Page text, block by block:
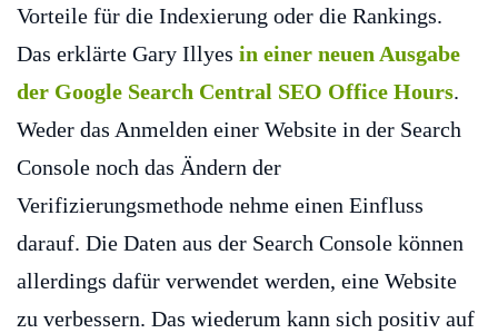
Vorteile für die Indexierung oder die Rankings.
Das erklärte Gary Illyes in einer neuen Ausgabe
der Google Search Central SEO Office Hours.
Weder das Anmelden einer Website in der Search
Console noch das Ändern der
Verifizierungsmethode nehme einen Einfluss
darauf. Die Daten aus der Search Console können
allerdings dafür verwendet werden, eine Website
zu verbessern. Das wiederum kann sich positiv auf